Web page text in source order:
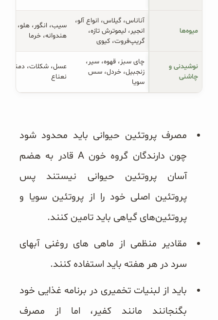
میوه‌ها
آناناس، گیلاس، انواع آلو،
انجیر، لیموترش تازه،
گریپ‌فروت، کیوی
سیب، انگور، هلو،
هندوانه، خرما
چاشنی
چای سبز، قهوه، سیر،
زنجبیل، خردل، سس
سویا
عسل، شکلات، دمنوش
نعناع
مصرف پروتئین حیوانی باید محدود شود
چون دارندگان گروه خون A قادر به هضم
آسان پروتئین حیوانی نیستند پس
پروتئین اصلی خود را از پروتئین سویا و
پروتئین‌های گیاهی باید تامین کنند.
مقادیر منظمی از ماهی های روغنی آبهای
سرد در هر هفته باید استفاده کنند.
باید از لبنیات تخمیری در برنامه غذایی خود
بگنجانند مانند کفیر، اما از مصرف